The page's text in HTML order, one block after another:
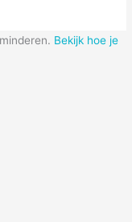
Bekijk hoe je